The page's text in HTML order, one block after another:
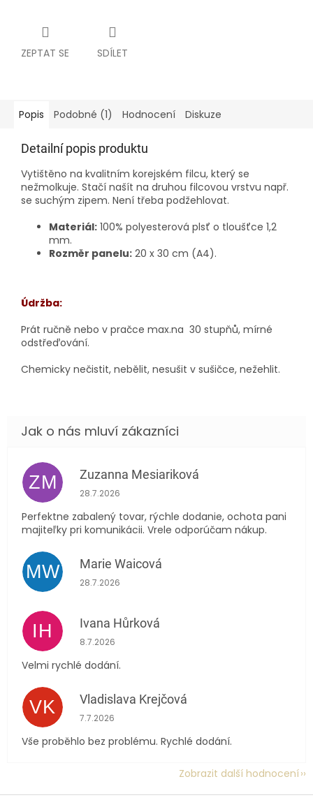
ZEPTAT SE SDÍLET
Popis Podobné (1) Hodnocení Diskuze
Detailní popis produktu
Vytištěno na kvalitním korejském filcu, který se
nežmolkuje. Stačí našít na druhou filcovou vrstvu např.
se suchým zipem. Není třeba podžehlovat.
Materiál: 100% polyesterová plsť o tloušťce 1,2
mm.
Rozměr panelu: 20 x 30 cm (A4).
Údržba:
Prát ručně nebo v pračce max.na 30 stupňů, mírné
odstřeďování.
Chemicky nečistit, nebělit, nesušit v sušičce, nežehlit.
ZM Zuzanna Mesiariková
Hodnocení obchodu je 5 z 5 hvězdiček.
28.7.2026
Perfektne zabalený tovar, rýchle dodanie, ochota pani
majiteľky pri komunikácii. Vrele odporúčam nákup.
MW Marie Waicová
Hodnocení obchodu je 5 z 5 hvězdiček.
28.7.2026
IH Ivana Hůrková
Hodnocení obchodu je 5 z 5 hvězdiček.
8.7.2026
Velmi rychlé dodání.
VK Vladislava Krejčová
Hodnocení obchodu je 5 z 5 hvězdiček.
7.7.2026
Vše proběhlo bez problému. Rychlé dodání.
Zobrazit další hodnocení